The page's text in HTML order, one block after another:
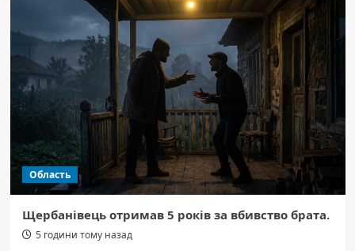
Область
Щербанівець отримав 5 років за вбивство брата.
5 години тому назад